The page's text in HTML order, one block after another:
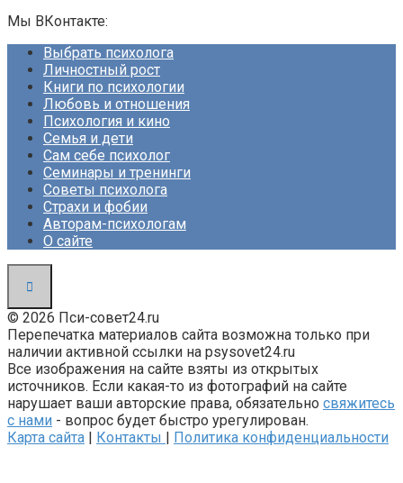
Мы ВКонтакте:
Выбрать психолога
Личностный рост
Книги по психологии
Любовь и отношения
Психология и кино
Семья и дети
Сам себе психолог
Семинары и тренинги
Советы психолога
Страхи и фобии
Авторам-психологам
О сайте
© 2026 Пси-совет24.ru
Перепечатка материалов сайта возможна только при
наличии активной ссылки на psysovet24.ru
Все изображения на сайте взяты из открытых
источников. Если какая-то из фотографий на сайте
нарушает ваши авторские права, обязательно свяжитесь
с нами - вопрос будет быстро урегулирован.
Карта сайта
Контакты Политика конфиденциальности